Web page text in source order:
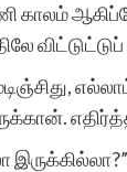
இருக்கில்லா?”